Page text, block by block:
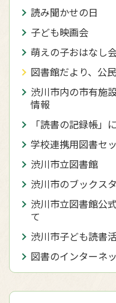
読み聞かせの日
子ども映画会
萌えの子おはなし
図書館だより、公
渋川市内の市有施
情報
「読書の記録帳」
学校連携用図書セ
渋川市立図書館
渋川市のブックス
渋川市立図書館公
て
渋川市子ども読書
図書のインターネ